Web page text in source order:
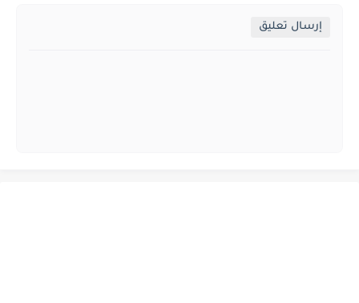
إرسال تعليق